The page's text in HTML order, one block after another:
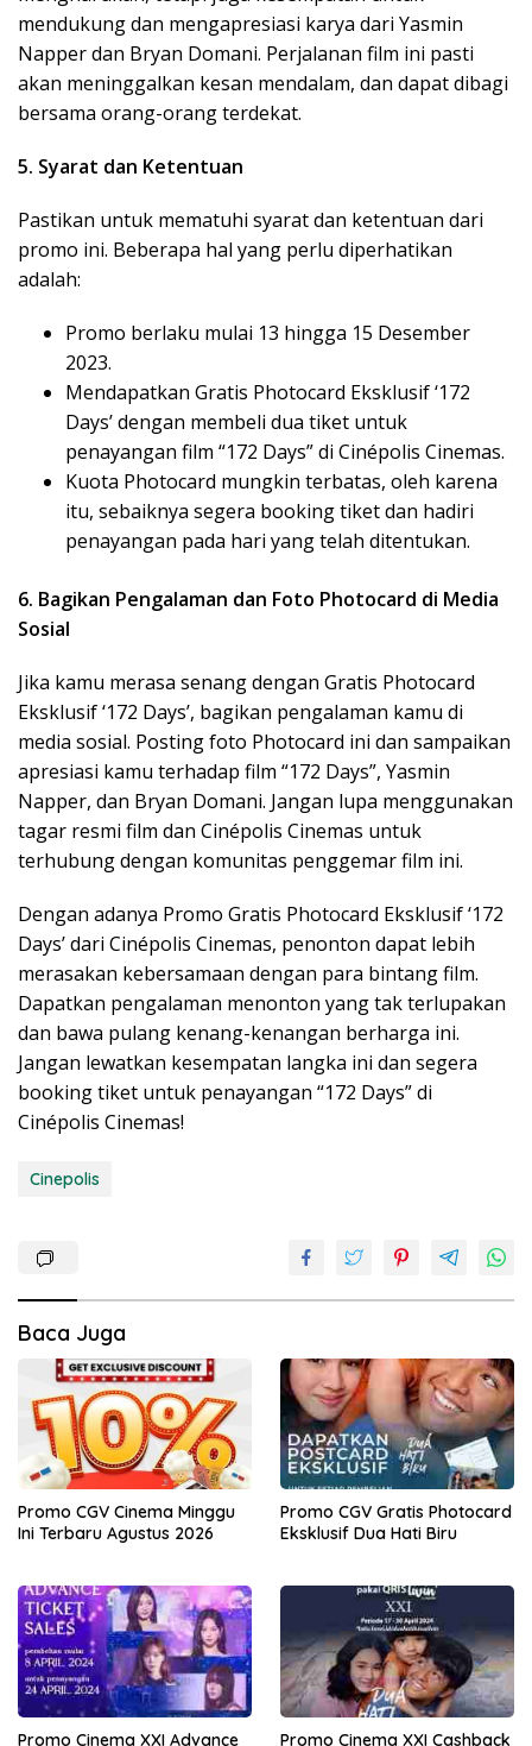
mendukung dan mengapresiasi karya dari Yasmin
Napper dan Bryan Domani. Perjalanan film ini pasti
akan meninggalkan kesan mendalam, dan dapat dibagi
bersama orang-orang terdekat.
5. Syarat dan Ketentuan
Pastikan untuk mematuhi syarat dan ketentuan dari
promo ini. Beberapa hal yang perlu diperhatikan
adalah:
Promo berlaku mulai 13 hingga 15 Desember
2023.
Mendapatkan Gratis Photocard Eksklusif ‘172
Days’ dengan membeli dua tiket untuk
penayangan film “172 Days” di Cinépolis Cinemas.
Kuota Photocard mungkin terbatas, oleh karena
itu, sebaiknya segera booking tiket dan hadiri
penayangan pada hari yang telah ditentukan.
6. Bagikan Pengalaman dan Foto Photocard di Media
Sosial
Jika kamu merasa senang dengan Gratis Photocard
Eksklusif ‘172 Days’, bagikan pengalaman kamu di
media sosial. Posting foto Photocard ini dan sampaikan
apresiasi kamu terhadap film “172 Days”, Yasmin
Napper, dan Bryan Domani. Jangan lupa menggunakan
tagar resmi film dan Cinépolis Cinemas untuk
terhubung dengan komunitas penggemar film ini.
Dengan adanya Promo Gratis Photocard Eksklusif ‘172
Days’ dari Cinépolis Cinemas, penonton dapat lebih
merasakan kebersamaan dengan para bintang film.
Dapatkan pengalaman menonton yang tak terlupakan
dan bawa pulang kenang-kenangan berharga ini.
Jangan lewatkan kesempatan langka ini dan segera
booking tiket untuk penayangan “172 Days” di
Cinépolis Cinemas!
Cinepolis
Baca Juga
Promo CGV Cinema Minggu
Ini Terbaru Agustus 2026
Promo CGV Gratis Photocard
Eksklusif Dua Hati Biru
Promo Cinema XXI Advance
Promo Cinema XXI Cashback